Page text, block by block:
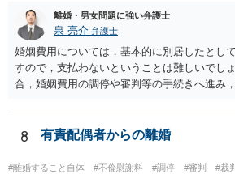
離婚・男女問題に強い弁護士
泉 亮介 弁護士
婚姻費用については，基本的に別居したとし
すので，支払わないということは難しいでし
合，婚姻費用の調停や審判等の手続きへ進み
8 有責配偶者からの離婚
#離婚すること自体 #不倫慰謝料 #調停 #審判 #裁判